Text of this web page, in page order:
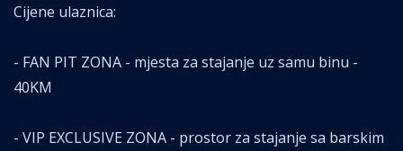
Cijene ulaznica:
- FAN PIT ZONA - mjesta za stajanje uz samu binu -
40KM
- VIP EXCLUSIVE ZONA - prostor za stajanje sa barskim